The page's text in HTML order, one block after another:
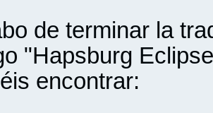
de terminar la
"Hapsburg
encontrar: